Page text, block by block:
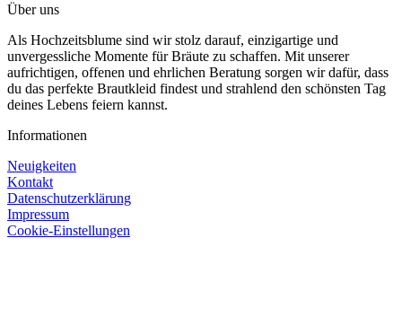
Über uns
Als Hochzeitsblume sind wir stolz darauf, einzigartige und
unvergessliche Momente für Bräute zu schaffen. Mit unserer
aufrichtigen, offenen und ehrlichen Beratung sorgen wir dafür, dass
du das perfekte Brautkleid findest und strahlend den schönsten Tag
deines Lebens feiern kannst.
Informationen
Neuigkeiten
Kontakt
Datenschutzerklärung
Impressum
Cookie-Einstellungen